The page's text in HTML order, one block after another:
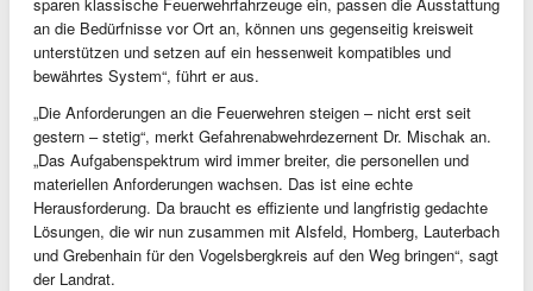
an die Bedürfnisse vor Ort an, können uns gegenseitig kreisweit
unterstützen und setzen auf ein hessenweit kompatibles und
bewährtes System“, führt er aus.
„Die Anforderungen an die Feuerwehren steigen – nicht erst seit
gestern – stetig“, merkt Gefahrenabwehrdezernent Dr. Mischak an.
„Das Aufgabenspektrum wird immer breiter, die personellen und
materiellen Anforderungen wachsen. Das ist eine echte
Herausforderung. Da braucht es effiziente und langfristig gedachte
Lösungen, die wir nun zusammen mit Alsfeld, Homberg, Lauterbach
und Grebenhain für den Vogelsbergkreis auf den Weg bringen“, sagt
der Landrat.